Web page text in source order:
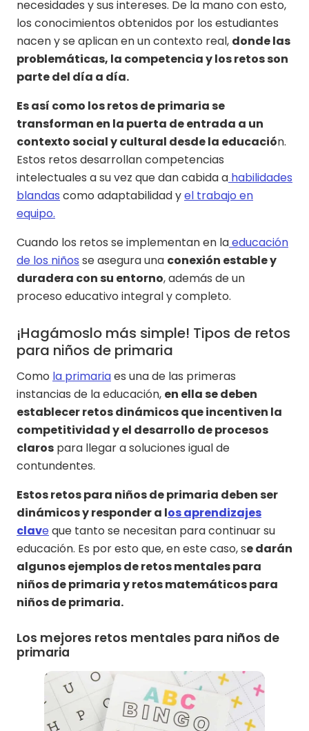
necesidades y sus intereses. De la mano con esto,
los conocimientos obtenidos por los estudiantes
nacen y se aplican en un contexto real, donde las
problemáticas, la competencia y los retos son
parte del día a día.
Es así como los retos de primaria se
transforman en la puerta de entrada a un
contexto social y cultural desde la educación.
Estos retos desarrollan competencias
intelectuales a su vez que dan cabida a habilidades
blandas como adaptabilidad yel trabajo en
equipo.
Cuando los retos se implementan en laeducación
de los niños se asegura una conexión estable y
duradera con su entorno, además de un
proceso educativo integral y completo.
¡Hagámoslo más simple! Tipos de retos
para niños de primaria
Como la primariaes una de las primeras
instancias de la educación, en ella se deben
establecer retos dinámicos que incentiven la
competitividad y el desarrollo de procesos
claros para llegar a soluciones igual de
contundentes.
Estos retos para niños de primaria deben ser
dinámicos y responder a los aprendizajes
claveque tanto se necesitan para continuar su
educación. Es por esto que, en este caso, se darán
algunos ejemplos de retos mentales para
niños de primaria y retos matemáticos para
niños de primaria.
Los mejores retos mentales para niños de
primaria